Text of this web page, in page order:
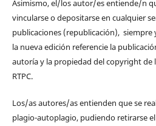
Asimismo, el/los autor/es entiende/n
vincularse o depositarse en cualquier
publicaciones (republicación),
la nueva edición referencie la
autoría y la propiedad del copyright de
RTPC.
Los/as autores/as entienden que se
plagio-autoplagio, pudiendo retirarse